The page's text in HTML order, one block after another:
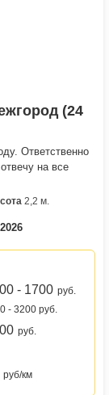
(24
Ответственно
на все
2,2 м.
- 1700 руб.
- 3200 руб.
руб.
руб/км